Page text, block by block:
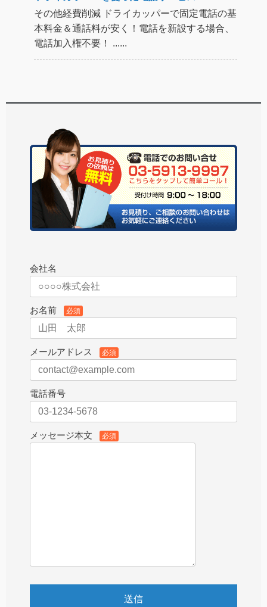
その他経費削減 ドライカッパーで固定電話の基
本料金＆通話料が安く！電話を新設する場合、
電話加入権不要！ ......
会社名
お名前 必須
メールアドレス 必須
電話番号
メッセージ本文 必須